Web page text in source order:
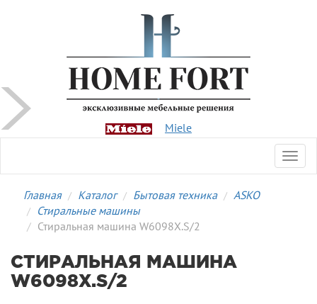
Miele
Главная Каталог Бытовая техника
ASKO
Стиральные машины
Стиральная машина W6098X.S/2
СТИРАЛЬНАЯ МАШИНА
W6098X.S/2